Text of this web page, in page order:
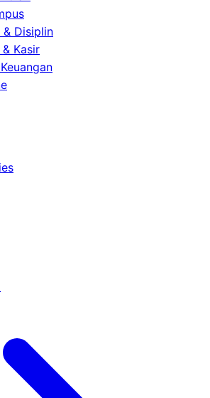
& Disiplin
& Kasir